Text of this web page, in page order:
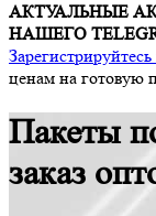
АКТУАЛЬНЫЕ
НАШЕГО
ценам на готовую
Пакеты
заказ